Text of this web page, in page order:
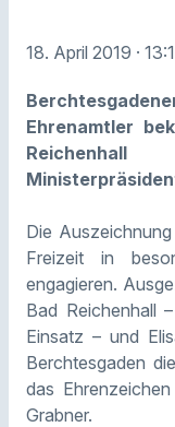
18. April 2019 ·
Ehrenamtler
Die
Freizeit in
engagieren.
Bad Reichenhall
Einsatz – und
Berchtesgaden
das
Grabner.